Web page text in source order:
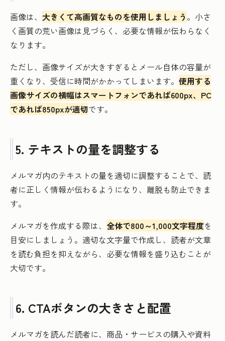
画像は、 大きくて高画質なものを使用しましょう 。小さ
く画質の荒い画像は見づらく、必要な情報が伝わらなく
なります。
ただし、画像サイズが大きすぎるとメール自体の容量が
重くなり、受信に時間がかかってしまいます。 使用する
画像サイズの横幅はスマートフォンであれば600px、PC
であれば850pxが適切です。
5. テキストの量を調整する
メルマガ内のテキストの量を適切に調整することで、読
者に正しく情報が伝わるようになり、離脱も防止できま
す。
メルマガを作成する際は、 全体で800～1,000文字程度を
目安にしましょう。適切な文字量で作成し、読者が文章
を読む負担を抑えながら、必要な情報を盛り込むことが
大切です。
6. CTAボタンの大きさと配置
メルマガを読んだ読者に、商品・サービスの購入や資料